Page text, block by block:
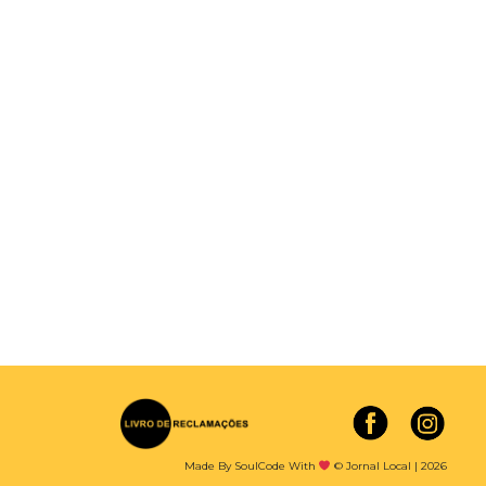
Made By SoulCode With © Jornal Local | 2026